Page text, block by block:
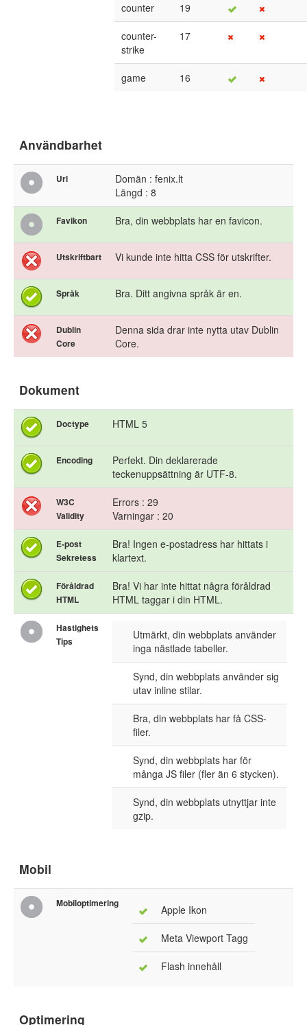
counter 19
counter-
strike
17
game 16
Användbarhet
Url
Domän : fenix.lt
Längd : 8
Favikon Bra, din webbplats har en favicon.
Utskriftbart Vi kunde inte hitta CSS för utskrifter.
Språk Bra. Ditt angivna språk är en.
Dublin
Core
Denna sida drar inte nytta utav Dublin
Core.
Dokument
Doctype HTML 5
Encoding
Perfekt. Din deklarerade
teckenuppsättning är UTF-8.
W3C
Validity
Errors : 29
Varningar : 20
E-post
Sekretess
Bra! Ingen e-postadress har hittats i
klartext.
Föråldrad
HTML
Bra! Vi har inte hittat några föråldrad
HTML taggar i din HTML.
Hastighets
Tips
Utmärkt, din webbplats använder
inga nästlade tabeller.
Synd, din webbplats använder sig
utav inline stilar.
Bra, din webbplats har få CSS-
filer.
Synd, din webbplats har för
många JS filer (fler än 6 stycken).
Synd, din webbplats utnyttjar inte
gzip.
Mobil
Mobiloptimering Apple Ikon
Meta Viewport Tagg
Flash innehåll
Optimering